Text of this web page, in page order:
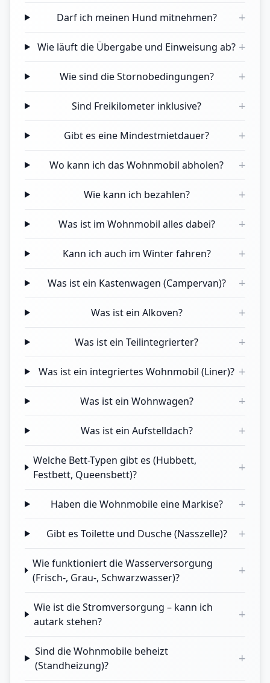
Darf ich meinen Hund mitnehmen? +
Wie läuft die Übergabe und Einweisung ab? +
Wie sind die Stornobedingungen? +
Sind Freikilometer inklusive? +
Gibt es eine Mindestmietdauer? +
Wo kann ich das Wohnmobil abholen? +
Wie kann ich bezahlen? +
Was ist im Wohnmobil alles dabei? +
Kann ich auch im Winter fahren? +
Was ist ein Kastenwagen (Campervan)? +
Was ist ein Alkoven? +
Was ist ein Teilintegrierter? +
Was ist ein integriertes Wohnmobil (Liner)? +
Was ist ein Wohnwagen? +
Was ist ein Aufstelldach? +
Welche Bett-Typen gibt es (Hubbett,
Festbett, Queensbett)?
+
Haben die Wohnmobile eine Markise? +
Gibt es Toilette und Dusche (Nasszelle)? +
Wie funktioniert die Wasserversorgung
(Frisch-, Grau-, Schwarzwasser)?
+
Wie ist die Stromversorgung – kann ich
autark stehen?
+
Sind die Wohnmobile beheizt
(Standheizung)?
+